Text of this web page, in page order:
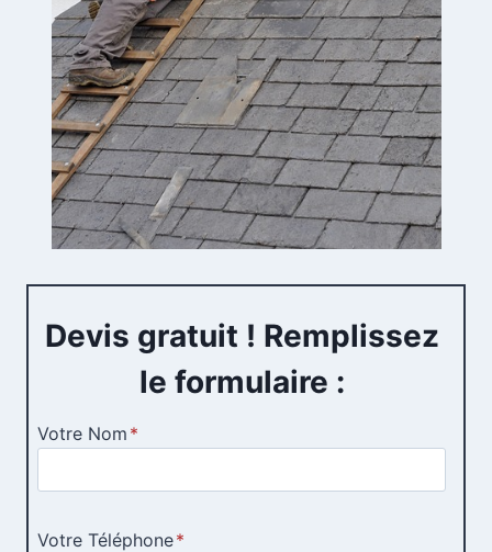
Devis gratuit ! Remplissez
le formulaire :
Votre Nom *
Votre Téléphone*